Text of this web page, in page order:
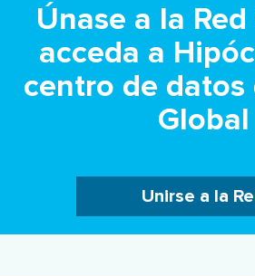
Únase a la
acceda a
centro de datos
Global
Unirse a la